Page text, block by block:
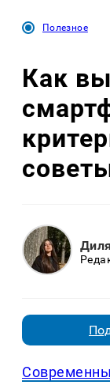
Полезное
Как